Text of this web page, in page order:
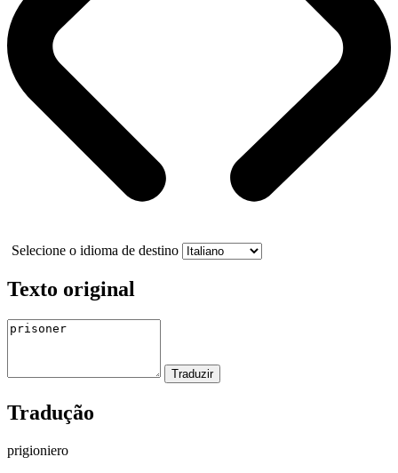
Selecione o idioma de destino
Texto original
Tradução
prigioniero